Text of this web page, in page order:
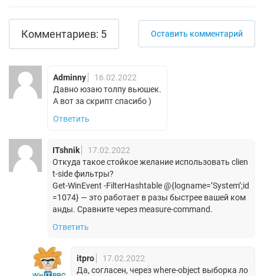
Комментариев: 5 Оставить комментарий
Adminny
16.02.2022
Давно юзаю толпу вьюшек.
А вот за скрипт спасибо )
Ответить
ITshnik
17.02.2022
Откуда такое стойкое желание использовать clien
t-side фильтры?
Get-WinEvent -FilterHashtable @{logname=’System’;id
=1074} — это работает в разы быстрее вашей ком
анды. Сравните через measure-command.
Ответить
itpro
17.02.2022
Да, согласен, через where-object выборка ло